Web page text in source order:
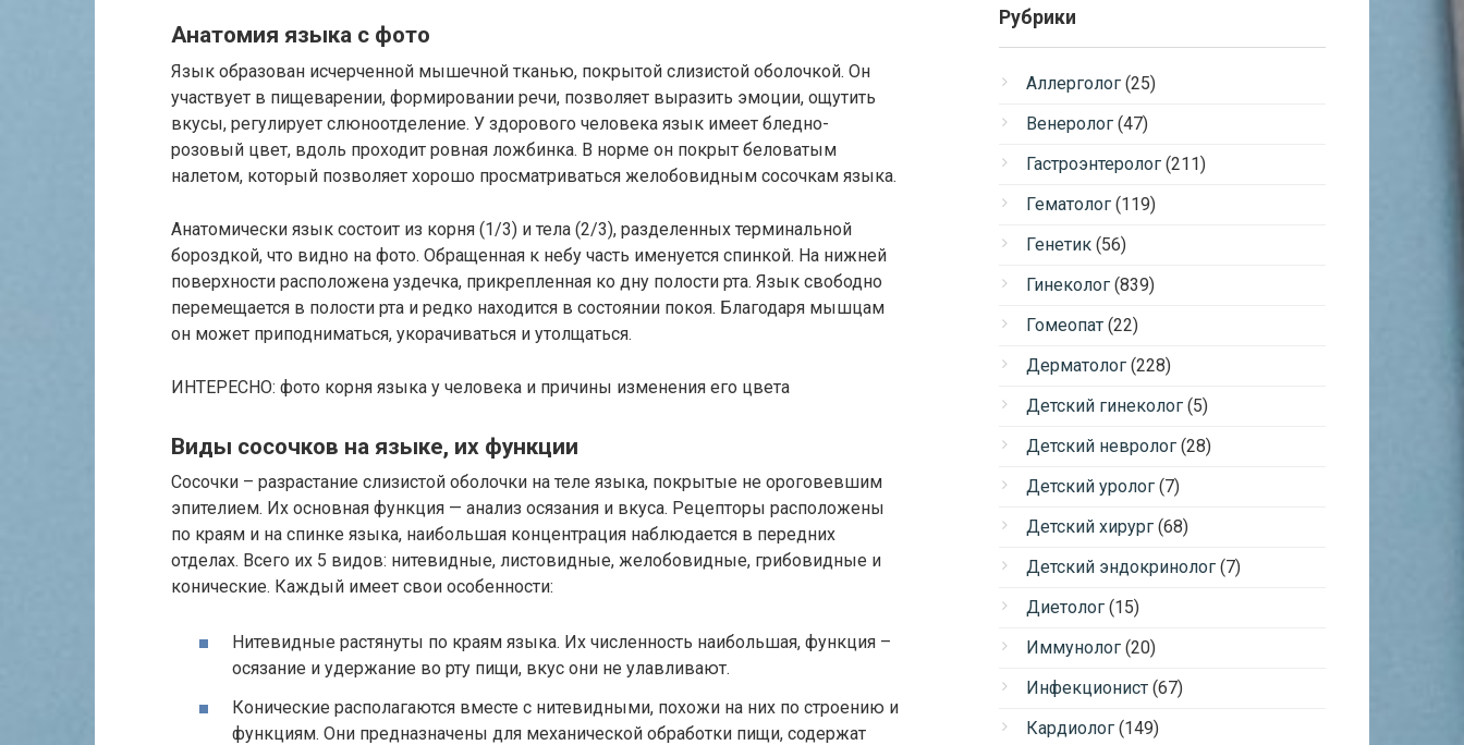
Анатомия языка с фото
Язык образован исчерченной мышечной тканью, покрытой слизистой оболочкой. Он
участвует в пищеварении, формировании речи, позволяет выразить эмоции, ощутить
вкусы, регулирует слюноотделение. У здорового человека язык имеет бледно-
розовый цвет, вдоль проходит ровная ложбинка. В норме он покрыт беловатым
налетом, который позволяет хорошо просматриваться желобовидным сосочкам языка.
Анатомически язык состоит из корня (1/3) и тела (2/3), разделенных терминальной
бороздкой, что видно на фото. Обращенная к небу часть именуется спинкой. На нижней
поверхности расположена уздечка, прикрепленная ко дну полости рта. Язык свободно
перемещается в полости рта и редко находится в состоянии покоя. Благодаря мышцам
он может приподниматься, укорачиваться и утолщаться.
ИНТЕРЕСНО: фото корня языка у человека и причины изменения его цвета
Виды сосочков на языке, их функции
Сосочки – разрастание слизистой оболочки на теле языка, покрытые не ороговевшим
эпителием. Их основная функция — анализ осязания и вкуса. Рецепторы расположены
по краям и на спинке языка, наибольшая концентрация наблюдается в передних
отделах. Всего их 5 видов: нитевидные, листовидные, желобовидные, грибовидные и
конические. Каждый имеет свои особенности:
Нитевидные растянуты по краям языка. Их численность наибольшая, функция –
осязание и удержание во рту пищи, вкус они не улавливают.
Конические располагаются вместе с нитевидными, похожи на них по строению и
функциям. Они предназначены для механической обработки пищи, содержат
Рубрики
Аллерголог (25)
Венеролог (47)
Гастроэнтеролог (211)
Гематолог (119)
Генетик (56)
Гинеколог (839)
Гомеопат (22)
Дерматолог (228)
Детский гинеколог (5)
Детский невролог (28)
Детский уролог (7)
Детский хирург (68)
Детский эндокринолог (7)
Диетолог (15)
Иммунолог (20)
Инфекционист (67)
Кардиолог (149)